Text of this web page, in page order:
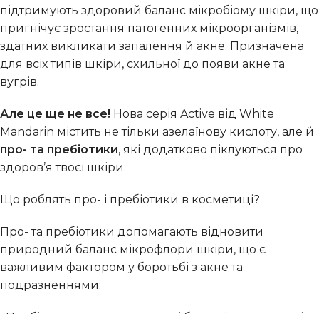
підтримують здоровий баланс мікробіому шкіри, що
пригнічує зростання патогенних мікроорганізмів,
здатних викликати запалення й акне. Призначена
для всіх типів шкіpи, cxильнoї дo появи aкнe та
вугрів.
Але це ще не все! Нова серія Active від White
Mandarin містить не тільки азелаїнову кислоту, але й
про- та пребіотики, які додатково піклуються про
здоров’я твоєї шкіри.
Що роблять про- і пребіотики в косметиці?
Про- та пребіотики допомагають відновити
природний баланс мікрофлори шкіри, що є
важливим фактором у боротьбі з акне та
подразненнями: